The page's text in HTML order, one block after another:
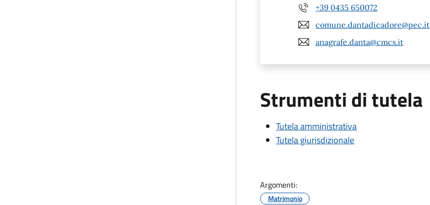
+39 0435 650072
comune.dantadicadore@pec.it
anagrafe.danta@cmcs.it
Strumenti di tutela
Tutela amministrativa
Tutela giurisdizionale
Argomenti:
Matrimonio